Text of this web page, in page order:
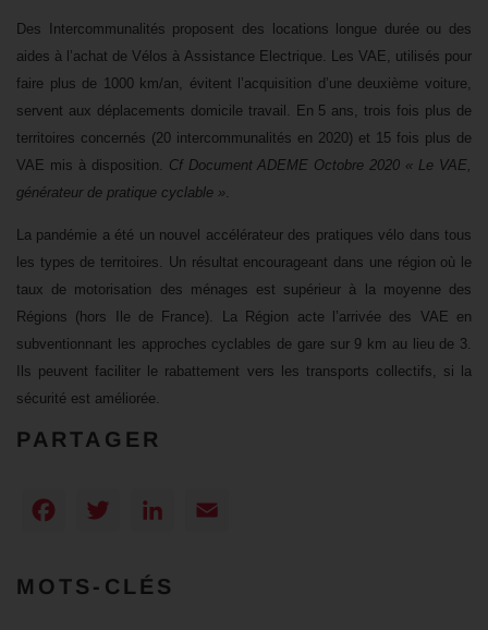
Des Intercommunalités proposent des locations longue durée ou des
aides à l’achat de Vélos à Assistance Electrique. Les VAE, utilisés pour
faire plus de 1000 km/an, évitent l’acquisition d’une deuxième voiture,
servent aux déplacements domicile travail. En 5 ans, trois fois plus de
territoires concernés (20 intercommunalités en 2020) et 15 fois plus de
VAE mis à disposition. Cf Document ADEME Octobre 2020 « Le VAE,
générateur de pratique cyclable »
La pandémie a été un nouvel accélérateur des pratiques vélo dans tous
les types de territoires. Un résultat encourageant dans une région où le
taux de motorisation des ménages est supérieur à la moyenne des
Régions (hors Ile de France). La Région acte l’arrivée des VAE en
subventionnant les approches cyclables de gare sur 9 km au lieu de 3.
Ils peuvent faciliter le rabattement vers les transports collectifs, si la
sécurité est améliorée.
PARTAGER
Facebook
TwitterLinkedIn
MOTS-CLÉS